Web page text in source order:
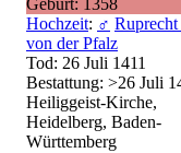
Geburt: 1358
Hochzeit: ♂
von der Pfalz
Tod: 26 Juli 1411
Bestattung: >26 Juli
Heiliggeist-Kirche,
Heidelberg, Baden-
Württemberg